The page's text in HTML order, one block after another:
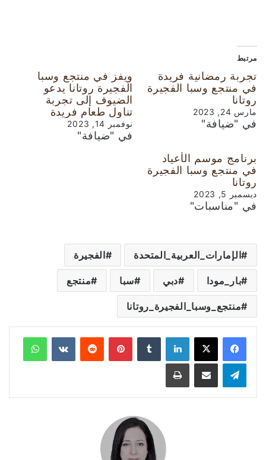
مرتبط
تجربة رمضانية فريدة
في منتجع وسبا الفجيرة
روتانا
مارس 24, 2023
في "ضيافة"
ويفز في منتجع وسبا
الفجيرة روتانا يدعو
الضيوف إلى تجربة
تناول طعام فريدة
نوفمبر 14, 2023
في "ضيافة"
برنامج موسم الأعياد
في منتجع وسبا الفجيرة
روتانا
ديسمبر 5, 2023
في "مناسبات"
الإمارات_العربية_المتحدة الفجيرة
بار_مودا دبي سبا منتجع
منتجع_وسبا_الفجيرة_روتانا
لينكدإن بينتيريست